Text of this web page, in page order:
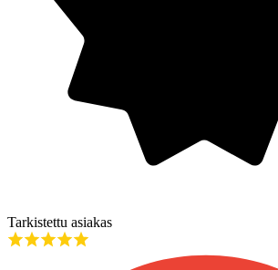
Tarkistettu asiakas